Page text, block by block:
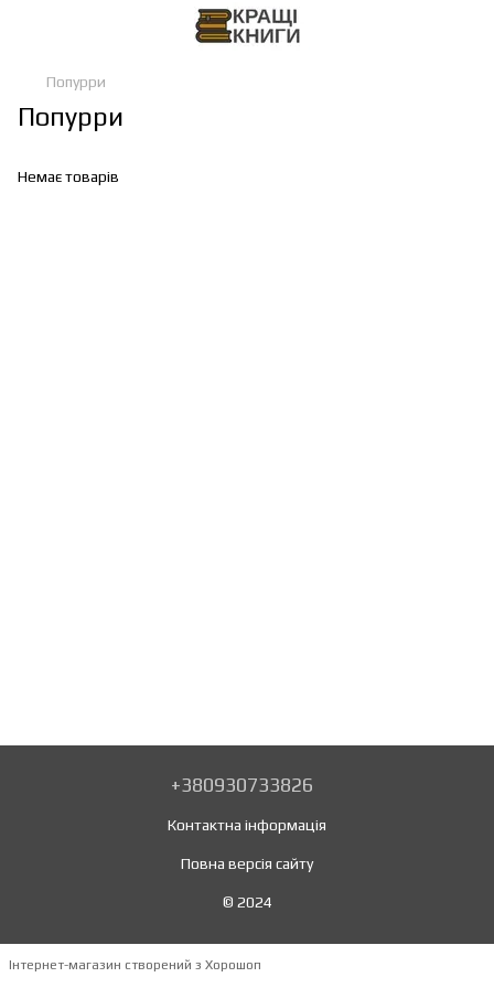
Попурри
Попурри
Немає товарів
+380930733826
Контактна інформація
Повна версія сайту
© 2024
Інтернет-магазин створений з Хорошоп